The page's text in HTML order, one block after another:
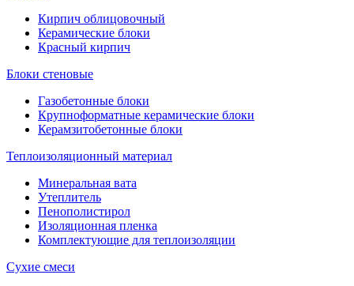
Кирпич облицовочный
Керамические блоки
Красный кирпич
Блоки стеновые
Газобетонные блоки
Крупноформатные керамические блоки
Керамзитобетонные блоки
Теплоизоляционный материал
Минеральная вата
Утеплитель
Пенополистирол
Изоляционная пленка
Комплектующие для теплоизоляции
Сухие смеси